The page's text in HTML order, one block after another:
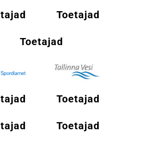
Toetajad
Toetajad
Toetajad
Toetajad